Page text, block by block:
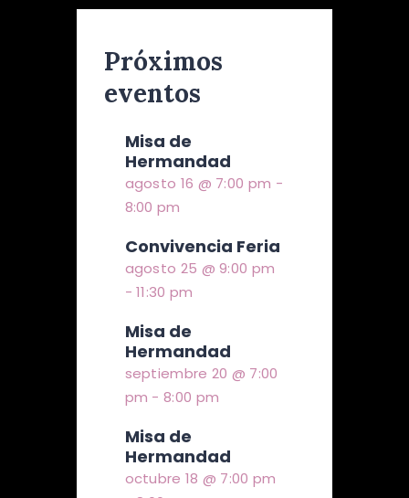
Próximos
eventos
Misa de
Hermandad
agosto 16 @ 7:00 pm -
8:00 pm
Convivencia Feria
agosto 25 @ 9:00 pm
-11:30 pm
Misa de
Hermandad
septiembre 20 @ 7:00
pm -8:00 pm
Misa de
Hermandad
octubre 18 @ 7:00 pm